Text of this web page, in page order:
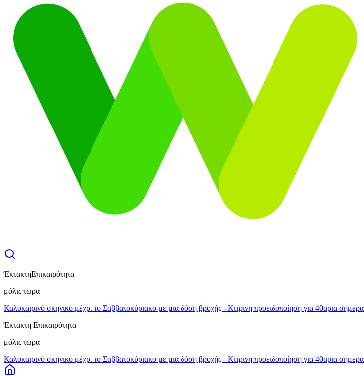
ΈκτακτηΕπικαιρότητα
μόλις τώρα
Καλοκαιρινό σκηνικό μέχρι το Σαββατοκύριακο με μια δόση βροχής - Κίτρινη προειδοποίηση για 40αρια σήμερα
Έκτακτη Επικαιρότητα
μόλις τώρα
Καλοκαιρινό σκηνικό μέχρι το Σαββατοκύριακο με μια δόση βροχής - Κίτρινη προειδοποίηση για 40αρια σήμερα